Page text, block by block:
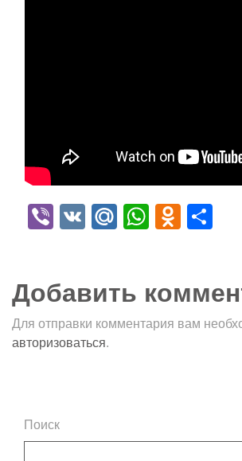
Viber
VK Mail.Ru
Добавить
Для отправки комментария вам
авторизоваться.
Поиск